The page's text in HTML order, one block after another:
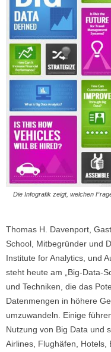
Die Infografik zeigt, welchen
Thomas H. Davenport,
School, Mitbegründer und
Institute for Analytics, und
steht heute am „Big-Data-
und Techniken, die das
Datenmengen in höhere
umzuwandeln. Einige
Nutzung von Big Data und
Airlines, Flughäfen,